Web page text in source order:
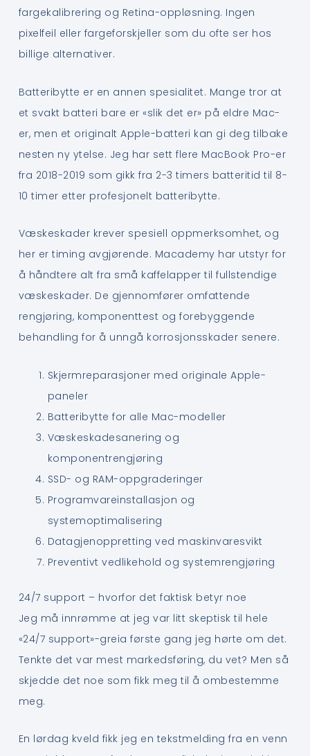
fargekalibrering og Retina-oppløsning. Ingen
pixelfeil eller fargeforskjeller som du ofte ser hos
billige alternativer.
Batteribytte er en annen spesialitet. Mange tror at
et svakt batteri bare er «slik det er» på eldre Mac-
er, men et originalt Apple-batteri kan gi deg tilbake
nesten ny ytelse. Jeg har sett flere MacBook Pro-er
fra 2018-2019 som gikk fra 2-3 timers batteritid til 8-
10 timer etter profesjonelt batteribytte.
Væskeskader krever spesiell oppmerksomhet, og
her er timing avgjørende. Macademy har utstyr for
å håndtere alt fra små kaffelapper til fullstendige
væskeskader. De gjennomfører omfattende
rengjøring, komponenttest og forebyggende
behandling for å unngå korrosjonsskader senere.
Skjermreparasjoner med originale Apple-
paneler
Batteribytte for alle Mac-modeller
Væskeskadesanering og
komponentrengjøring
SSD- og RAM-oppgraderinger
Programvareinstallasjon og
systemoptimalisering
Datagjenoppretting ved maskinvaresvikt
Preventivt vedlikehold og systemrengjøring
24/7 support – hvorfor det faktisk betyr noe
Jeg må innrømme at jeg var litt skeptisk til hele
«24/7 support»-greia første gang jeg hørte om det.
Tenkte det var mest markedsføring, du vet? Men så
skjedde det noe som fikk meg til å ombestemme
meg.
En lørdag kveld fikk jeg en tekstmelding fra en venn